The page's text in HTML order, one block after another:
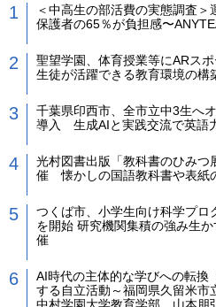
＜中高生の部活費の実態調査
保護者の65％が負担感〜
聖望学園、体育授業等にARス
生徒が活躍できる教育環境の構
千葉県印西市、全市立中3生へ
導入 生成AIと実践交流で英語
光村図書出版「教科書のひみつ
催 懐かしの国語教科書や表紙
つくば市、小学生向け科学プロ
を開始 研究機関集積の強み生
催
AI時代の主体的な学びへの転
する自立活動～福岡県久留米市
中村学園大学教育学部 山本朋